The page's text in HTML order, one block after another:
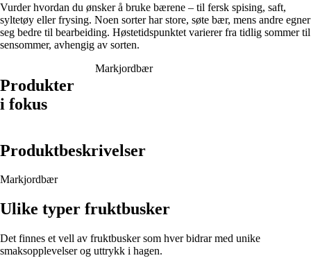
Vurder hvordan du ønsker å bruke bærene – til fersk spising, saft,
syltetøy eller frysing. Noen sorter har store, søte bær, mens andre egner
seg bedre til bearbeiding. Høstetidspunktet varierer fra tidlig sommer til
sensommer, avhengig av sorten.
Produkter
i fokus
Markjordbær
Produktbeskrivelser
Markjordbær
Ulike typer fruktbusker
Det finnes et vell av fruktbusker som hver bidrar med unike
smaksopplevelser og uttrykk i hagen.